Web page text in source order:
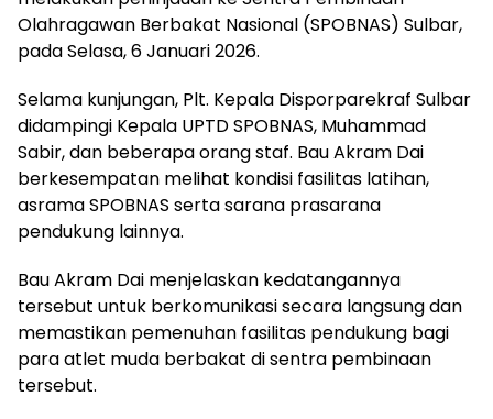
Olahragawan Berbakat Nasional (SPOBNAS) Sulbar,
pada Selasa, 6 Januari 2026.
Selama kunjungan, Plt. Kepala Disporparekraf Sulbar
didampingi Kepala UPTD SPOBNAS, Muhammad
Sabir, dan beberapa orang staf. Bau Akram Dai
berkesempatan melihat kondisi fasilitas latihan,
asrama SPOBNAS serta sarana prasarana
pendukung lainnya.
Bau Akram Dai menjelaskan kedatangannya
tersebut untuk berkomunikasi secara langsung dan
memastikan pemenuhan fasilitas pendukung bagi
para atlet muda berbakat di sentra pembinaan
tersebut.